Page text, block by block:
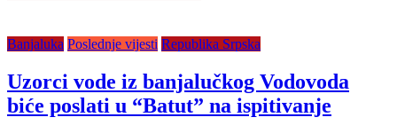
Banjaluka Poslednje vijesti Republika Srpska
Uzorci vode iz banjalučkog Vodovoda
biće poslati u “Batut” na ispitivanje